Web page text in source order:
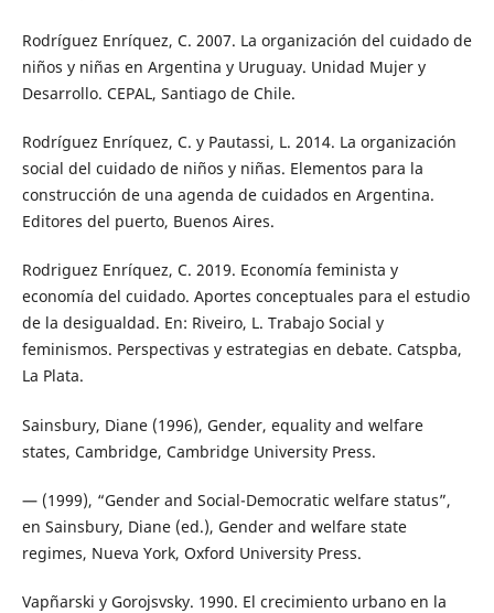
Rodríguez Enríquez, C. 2007. La organización del cuidado de
niños y niñas en Argentina y Uruguay. Unidad Mujer y
Desarrollo. CEPAL, Santiago de Chile.
Rodríguez Enríquez, C. y Pautassi, L. 2014. La organización
social del cuidado de niños y niñas. Elementos para la
construcción de una agenda de cuidados en Argentina.
Editores del puerto, Buenos Aires.
Rodriguez Enríquez, C. 2019. Economía feminista y
economía del cuidado. Aportes conceptuales para el estudio
de la desigualdad. En: Riveiro, L. Trabajo Social y
feminismos. Perspectivas y estrategias en debate. Catspba,
La Plata.
Sainsbury, Diane (1996), Gender, equality and welfare
states, Cambridge, Cambridge University Press.
— (1999), “Gender and Social-Democratic welfare status”,
en Sainsbury, Diane (ed.), Gender and welfare state
regimes, Nueva York, Oxford University Press.
Vapñarski y Gorojsvsky. 1990. El crecimiento urbano en la